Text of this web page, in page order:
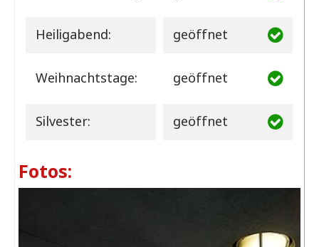
Heiligabend: geöffnet
Weihnachtstage: geöffnet
Silvester: geöffnet
Fotos: